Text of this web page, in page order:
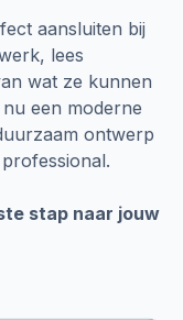
aansluiten bij
lees
wat ze kunnen
een moderne
ontwerp
stap naar jouw